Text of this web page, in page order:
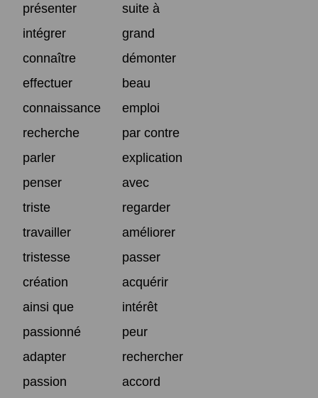
présenter
suite à
intégrer
grand
connaître
démonter
effectuer
beau
connaissance
emploi
recherche
par contre
parler
explication
penser
avec
triste
regarder
travailler
améliorer
tristesse
passer
création
acquérir
ainsi que
intérêt
passionné
peur
adapter
rechercher
passion
accord